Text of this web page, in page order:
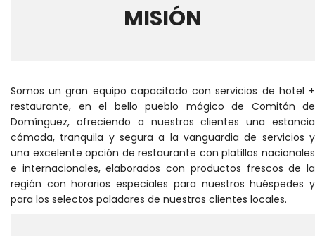
MISIÓN
Somos un gran equipo capacitado con servicios de hotel +
restaurante, en el bello pueblo mágico de Comitán de
Domínguez, ofreciendo a nuestros clientes una estancia
cómoda, tranquila y segura a la vanguardia de servicios y
una excelente opción de restaurante con platillos nacionales
e internacionales, elaborados con productos frescos de la
región con horarios especiales para nuestros huéspedes y
para los selectos paladares de nuestros clientes locales.